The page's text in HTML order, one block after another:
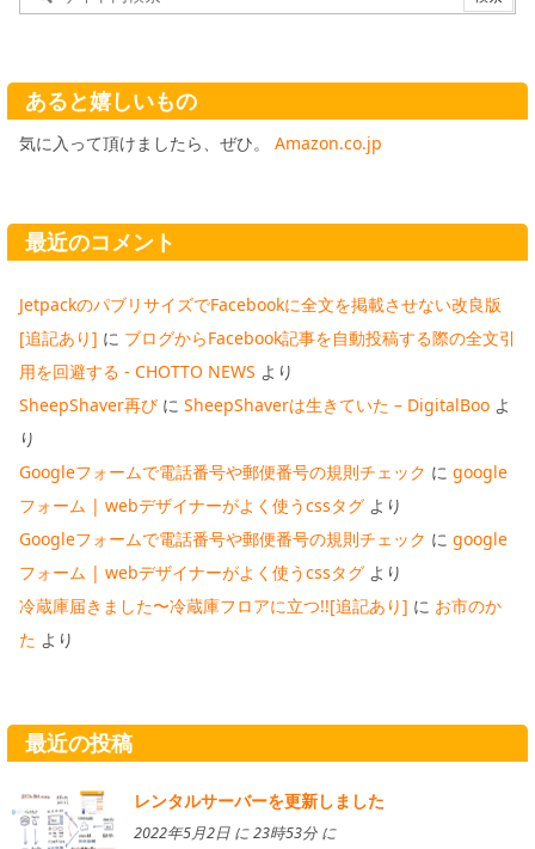
あると嬉しいもの
気に入って頂けましたら、ぜひ。 Amazon.co.jp
最近のコメント
JetpackのパブリサイズでFacebookに全文を掲載させない改良版
[追記あり] に ブログからFacebook記事を自動投稿する際の全文引
用を回避する - CHOTTO NEWS より
SheepShaver再び に SheepShaverは生きていた – DigitalBoo よ
り
Googleフォームで電話番号や郵便番号の規則チェック に google
フォーム | webデザイナーがよく使うcssタグ より
Googleフォームで電話番号や郵便番号の規則チェック に google
フォーム | webデザイナーがよく使うcssタグ より
冷蔵庫届きました〜冷蔵庫フロアに立つ!![追記あり] に お市のか
た より
最近の投稿
レンタルサーバーを更新しました
2022年5月2日 に 23時53分 に